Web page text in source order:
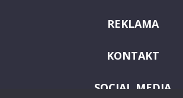
REKLAMA
KONTAKT
SOCIAL MEDIA